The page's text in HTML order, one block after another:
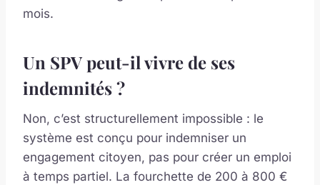
mois.
Un SPV peut-il vivre de ses
indemnités ?
Non, c’est structurellement impossible : le
système est conçu pour indemniser un
engagement citoyen, pas pour créer un emploi
à temps partiel. La fourchette de 200 à 800 €